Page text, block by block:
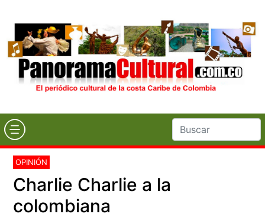
OPINIÓN
Charlie Charlie a la
colombiana